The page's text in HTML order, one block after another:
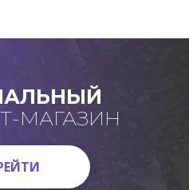
МАГАЗИН